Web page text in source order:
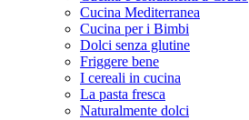
Cucina Mediterranea
Cucina per i Bimbi
Dolci senza glutine
Friggere bene
I cereali in cucina
La pasta fresca
Naturalmente dolci